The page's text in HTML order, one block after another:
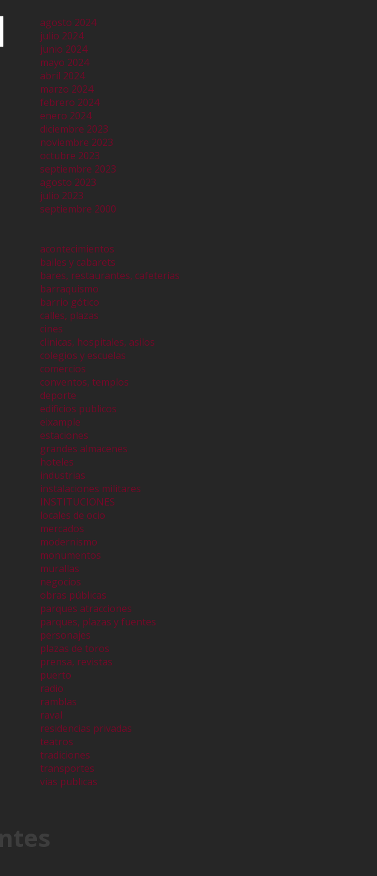
agosto 2024
julio 2024
junio 2024
mayo 2024
abril 2024
marzo 2024
febrero 2024
enero 2024
diciembre 2023
noviembre 2023
octubre 2023
septiembre 2023
agosto 2023
julio 2023
septiembre 2000
acontecimientos
bailes y cabarets
bares, restaurantes, cafeterías
barraquismo
barrio gótico
calles, plazas
cines
clinicas, hospitales, asilos
colegios y escuelas
comercios
conventos, templos
deporte
edificios publicos
eixample
estaciones
grandes almacenes
hoteles
industrias
instalaciones militares
INSTITUCIONES
locales de ocio
mercados
modernismo
monumentos
murallas
negocios
obras públicas
parques atracciones
parques, plazas y fuentes
personajes
plazas de toros
prensa, revistas
puerto
radio
ramblas
raval
residencias privadas
teatros
tradiciones
transportes
vias publicas